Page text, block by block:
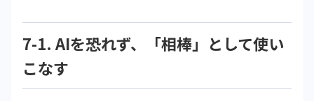
7-1. AIを恐れず、「相棒」として使い
こなす